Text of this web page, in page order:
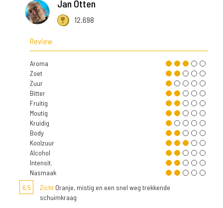
Jan Otten
12.698
Review
Aroma
Zoet
Zuur
Bitter
Fruitig
Moutig
Kruidig
Body
Koolzuur
Alcohol
Intensit.
Nasmaak
6,5
Zicht Oranje, mistig en een snel weg trekkende
schuimkraag